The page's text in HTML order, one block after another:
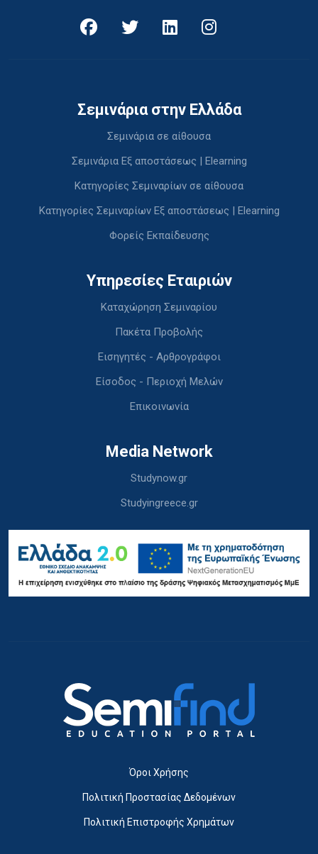
Σεμινάρια στην Ελλάδα
Σεμινάρια σε αίθουσα
Σεμινάρια Εξ αποστάσεως | Elearning
Κατηγορίες Σεμιναρίων σε αίθουσα
Κατηγορίες Σεμιναρίων Εξ αποστάσεως | Elearning
Φορείς Εκπαίδευσης
Υπηρεσίες Εταιριών
Καταχώρηση Σεμιναρίου
Πακέτα Προβολής
Εισηγητές - Αρθρογράφοι
Είσοδος - Περιοχή Μελών
Επικοινωνία
Media Network
Studynow.gr
Studyingreece.gr
Όροι Χρήσης
Πολιτική Προστασίας Δεδομένων
Πολιτική Επιστροφής Χρημάτων